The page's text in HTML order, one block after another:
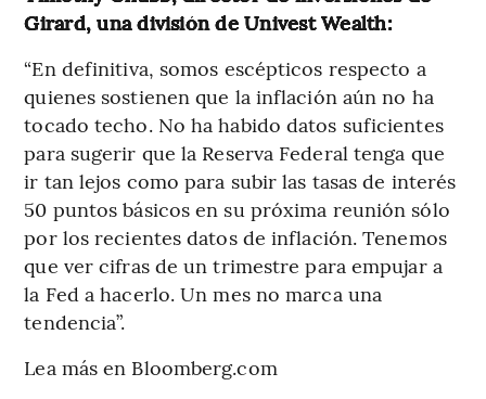
Girard, una división de Univest Wealth:
“En definitiva, somos escépticos respecto a
quienes sostienen que la inflación aún no ha
tocado techo. No ha habido datos suficientes
para sugerir que la Reserva Federal tenga que
ir tan lejos como para subir las tasas de interés
50 puntos básicos en su próxima reunión sólo
por los recientes datos de inflación. Tenemos
que ver cifras de un trimestre para empujar a
la Fed a hacerlo. Un mes no marca una
tendencia”.
Lea más en Bloomberg.com